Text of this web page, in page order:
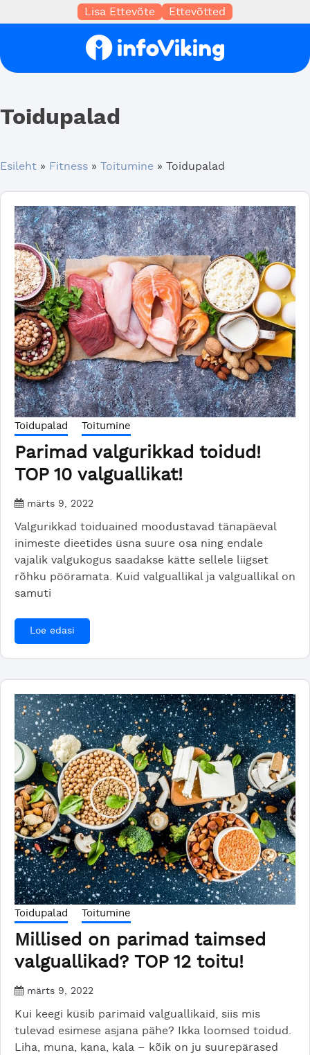
Lisa Ettevõte Ettevõtted
Toidupalad
Esileht » Fitness » Toitumine » Toidupalad
Toidupalad Toitumine
Parimad valgurikkad toidud!
TOP 10 valguallikat!
märts 9, 2022
Valgurikkad toiduained moodustavad tänapäeval
inimeste dieetides üsna suure osa ning endale
vajalik valgukogus saadakse kätte sellele liigset
rõhku pööramata. Kuid valguallikal ja valguallikal on
samuti
Loe edasi
Toidupalad Toitumine
Millised on parimad taimsed
valguallikad? TOP 12 toitu!
märts 9, 2022
Kui keegi küsib parimaid valguallikaid, siis mis
tulevad esimese asjana pähe? Ikka loomsed toidud.
Liha, muna, kana, kala – kõik on ju suurepärased